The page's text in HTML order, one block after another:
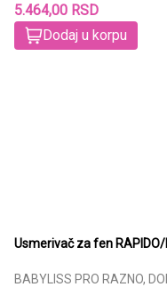
5.464,00 RSD
Dodaj u korpu
Usmerivač za fen
BABYLISS PRO RAZNO,